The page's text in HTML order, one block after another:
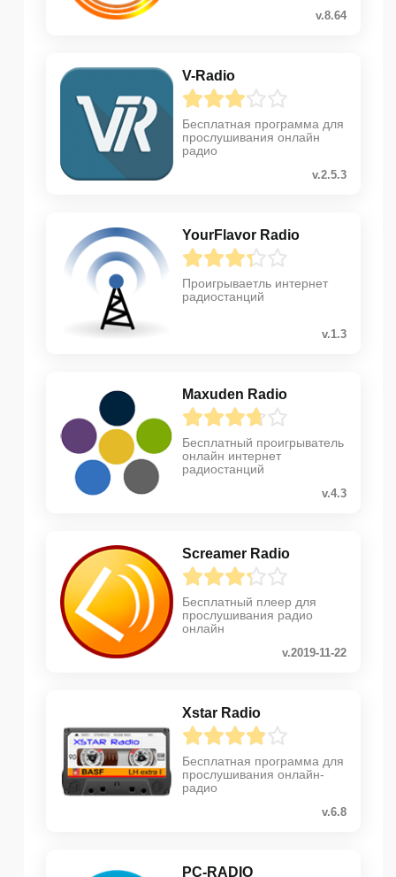
v.8.64
V-Radio
Бесплатная программа для
прослушивания онлайн
радио
v.2.5.3
YourFlavor Radio
Проигрываетль интернет
радиостанций
v.1.3
Maxuden Radio
Бесплатный проигрыватель
онлайн интернет
радиостанций
v.4.3
Screamer Radio
Бесплатный плеер для
прослушивания радио
онлайн
v.2019-11-22
Xstar Radio
Бесплатная программа для
прослушивания онлайн-
радио
v.6.8
PC-RADIO